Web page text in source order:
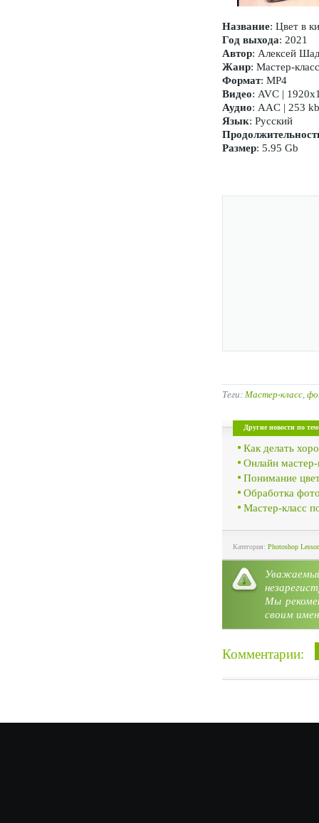
Название: Цвет в
Год выхода: 2021
Автор: Алексей
Жанр: Мастер-
Формат: MP4
Видео: AVC |
Аудио: AAC | 253
Язык: Русский
Размер: 5.95 Gb
Теги: Мастер-класс
Другие новости по
Как делать
Онлайн
Понимание
Обработка
Мастер-класс
Категория: Photoshop
Мы
своим
Комментарии: